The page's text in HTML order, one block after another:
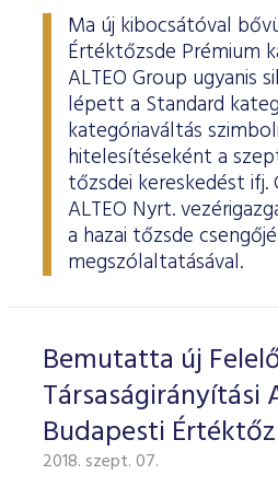
Ma új kibocsátóval
Értéktőzsde Prémium
ALTEO Group ugyanis
lépett a Standard
kategóriaváltás
hitelesítéseként a
tőzsdei kereskedést ifj.
ALTEO Nyrt.
a hazai tőzsde
megszólaltatásával.
Bemutatta új
Társaságirányítási
Budapesti
2018. szept. 07.